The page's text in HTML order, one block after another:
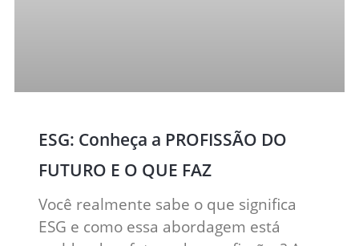
ESG: Conheça a PROFISSÃO DO
FUTURO E O QUE FAZ
Você realmente sabe o que significa
ESG e como essa abordagem está